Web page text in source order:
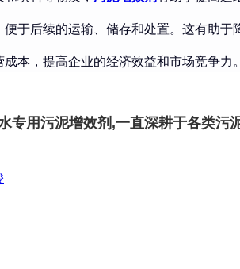
于后续的运输、储存和处置。这有助于
本，提高企业的经济效益和市场竞争
用污泥增效剂,一直深耕于各类污